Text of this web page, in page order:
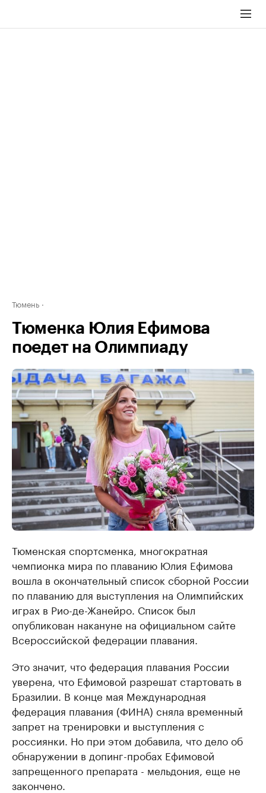
Тюмень
Тюменка Юлия Ефимова
поедет на Олимпиаду
Тюменская спортсменка, многократная
чемпионка мира по плаванию Юлия Ефимова
вошла в окончательный список сборной России
по плаванию для выступления на Олимпийских
играх в Рио-де-Жанейро. Список был
опубликован накануне на официальном сайте
Всероссийской федерации плавания.
Это значит, что федерация плавания России
уверена, что Ефимовой разрешат стартовать в
Бразилии. В конце мая Международная
федерация плавания (ФИНА) сняла временный
запрет на тренировки и выступления с
россиянки. Но при этом добавила, что дело об
обнаружении в допинг-пробах Ефимовой
запрещенного препарата - мельдония, еще не
закончено.